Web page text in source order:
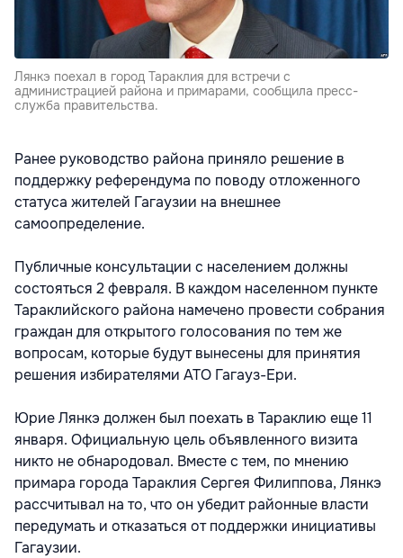
Лянкэ поехал в город Тараклия для встречи с
администрацией района и примарами, сообщила пресс-
служба правительства.
Ранее руководство района приняло решение в
поддержку референдума по поводу отложенного
статуса жителей Гагаузии на внешнее
самоопределение.
Публичные консультации с населением должны
состояться 2 февраля. В каждом населенном пункте
Тараклийского района намечено провести собрания
граждан для открытого голосования по тем же
вопросам, которые будут вынесены для принятия
решения избирателями АТО Гагауз-Ери.
Юрие Лянкэ должен был поехать в Тараклию еще 11
января. Официальную цель объявленного визита
никто не обнародовал. Вместе с тем, по мнению
примара города Тараклия Сергея Филиппова, Лянкэ
рассчитывал на то, что он убедит районные власти
передумать и отказаться от поддержки инициативы
Гагаузии.